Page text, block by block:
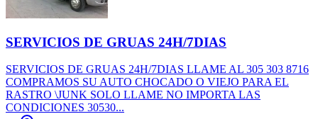
SERVICIOS DE GRUAS 24H/7DIAS
SERVICIOS DE GRUAS 24H/7DIAS LLAME AL 305 303 8716
COMPRAMOS SU AUTO CHOCADO O VIEJO PARA EL
RASTRO \JUNK SOLO LLAME NO IMPORTA LAS
CONDICIONES 30530...